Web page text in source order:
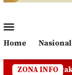
Mobile
Home Nasional
ZONA INFO
Lingga